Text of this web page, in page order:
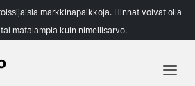
markkinapaikkoja. Hinnat voivat olla
matalampia kuin nimellisarvo.